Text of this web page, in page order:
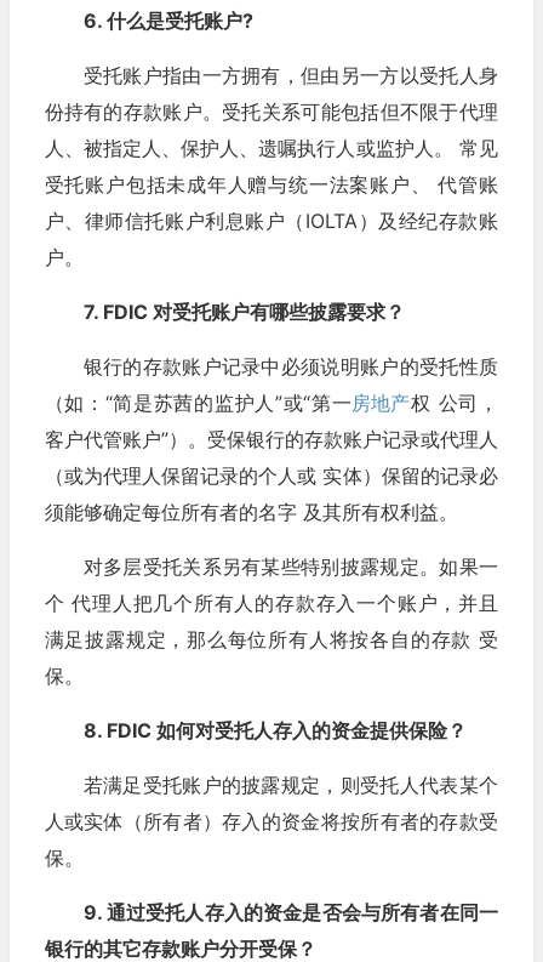
6. 什么是受托账户?
受托账户指由一方拥有，但由另一方以受托人身
份持有的存款账户。受托关系可能包括但不限于代理
人、被指定人、保护人、遗嘱执行人或监护人。 常见
受托账户包括未成年人赠与统一法案账户、 代管账
户、律师信托账户利息账户（IOLTA）及经纪存款账
户。
7. FDIC 对受托账户有哪些披露要求？
银行的存款账户记录中必须说明账户的受托性质
（如：“简是苏茜的监护人”或“第一房地产权 公司，
客户代管账户”）。受保银行的存款账户记录或代理人
（或为代理人保留记录的个人或 实体）保留的记录必
须能够确定每位所有者的名字 及其所有权利益。
对多层受托关系另有某些特别披露规定。如果一
个 代理人把几个所有人的存款存入一个账户，并且
满足披露规定，那么每位所有人将按各自的存款 受
保。
8. FDIC 如何对受托人存入的资金提供保险？
若满足受托账户的披露规定，则受托人代表某个
人或实体（所有者）存入的资金将按所有者的存款受
保。
9. 通过受托人存入的资金是否会与所有者在同一
银行的其它存款账户分开受保？